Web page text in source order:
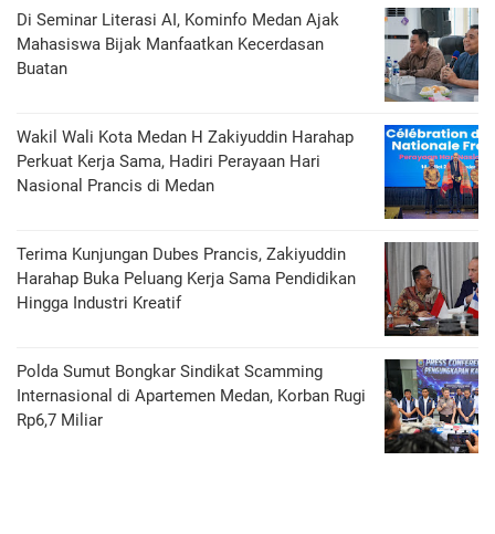
Di Seminar Literasi AI, Kominfo Medan Ajak
Mahasiswa Bijak Manfaatkan Kecerdasan
Buatan
Wakil Wali Kota Medan H Zakiyuddin Harahap
Perkuat Kerja Sama, Hadiri Perayaan Hari
Nasional Prancis di Medan
Terima Kunjungan Dubes Prancis, Zakiyuddin
Harahap Buka Peluang Kerja Sama Pendidikan
Hingga Industri Kreatif
Polda Sumut Bongkar Sindikat Scamming
Internasional di Apartemen Medan, Korban Rugi
Rp6,7 Miliar